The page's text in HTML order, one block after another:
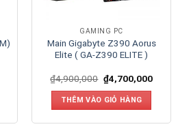
GAMING PC
Main Gigabyte Z390 Aorus
Elite ( GA-Z390 ELITE )
₫4,900,000 ₫4,700,000
THÊM VÀO GIỎ HÀNG